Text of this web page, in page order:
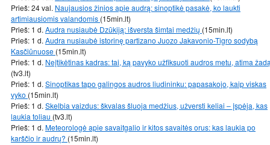
Prieš: 24 val. Naujausios žinios apie audrą: sinoptikė pasakė, ko laukti
artimiausiomis valandomis (15min.lt)
Prieš: 1 d. Audra nusiaubė Dzūkiją: išversta šimtai medžių (15min.lt)
Prieš: 1 d. Audra nusiaubė istorinę partizano Juozo Jakavonio-Tigro sodybą
Kasčiūnuose (15min.lt)
Prieš: 1 d. Neįtikėtinas kadras: tai, ką pavyko užfiksuoti audros metu, atima
(tv3.lt)
Prieš: 1 d. Sinoptikas tapo galingos audros liudininku: papasakojo, kaip viskas
vyko (15min.lt)
Prieš: 1 d. Skelbia vaizdus: škvalas šluoja medžius, užversti keliai – įspėja, kas
laukia toliau (tv3.lt)
Prieš: 1 d. Meteorologė apie savaitgalio ir kitos savaitės orus: kas laukia po
karščio ir audrų? (15min.lt)